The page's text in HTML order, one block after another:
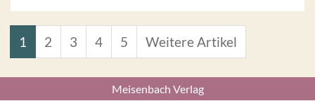
1 2 3 4 5 Weitere Artikel
Meisenbach Verlag